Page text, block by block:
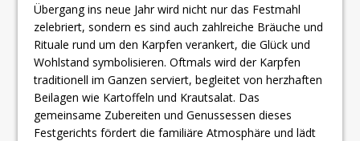
Übergang ins neue Jahr wird nicht nur das Festmahl
zelebriert, sondern es sind auch zahlreiche Bräuche und
Rituale rund um den Karpfen verankert, die Glück und
Wohlstand symbolisieren. Oftmals wird der Karpfen
traditionell im Ganzen serviert, begleitet von herzhaften
Beilagen wie Kartoffeln und Krautsalat. Das
gemeinsame Zubereiten und Genussessen dieses
Festgerichts fördert die familiäre Atmosphäre und lädt